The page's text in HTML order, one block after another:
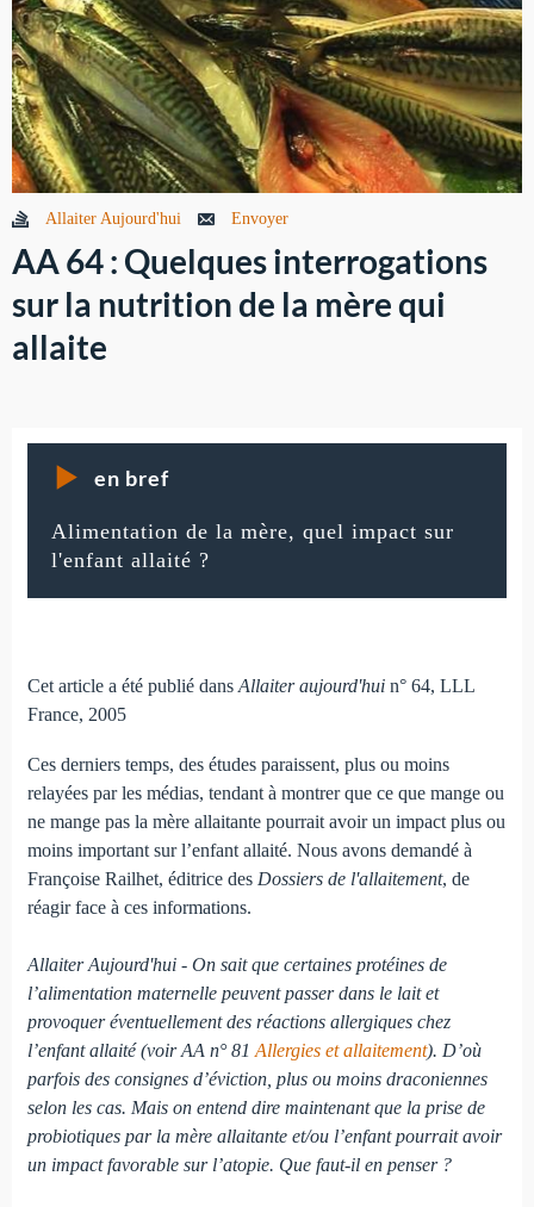
Allaiter Aujourd'hui Envoyer
AA 64 : Quelques interrogations
sur la nutrition de la mère qui
allaite
en bref
Alimentation de la mère, quel impact sur
l'enfant allaité ?
Cet article a été publié dans Allaiter aujourd'huin° 64, LLL
France, 2005
Ces derniers temps, des études paraissent, plus ou moins
relayées par les médias, tendant à montrer que ce que mange ou
ne mange pas la mère allaitante pourrait avoir un impact plus ou
moins important sur l’enfant allaité. Nous avons demandé à
Françoise Railhet, éditrice des Dossiers de l'allaitement, de
réagir face à ces informations.
Allaiter Aujourd'hui - On sait que certaines protéines de
l’alimentation maternelle peuvent passer dans le lait et
provoquer éventuellement des réactions allergiques chez
l’enfant allaité (voir AA n° 81 Allergies et allaitement). D’où
parfois des consignes d’éviction, plus ou moins draconiennes
selon les cas. Mais on entend dire maintenant que la prise de
probiotiques par la mère allaitante et/ou l’enfant pourrait avoir
un impact favorable sur l’atopie. Que faut-il en penser ?